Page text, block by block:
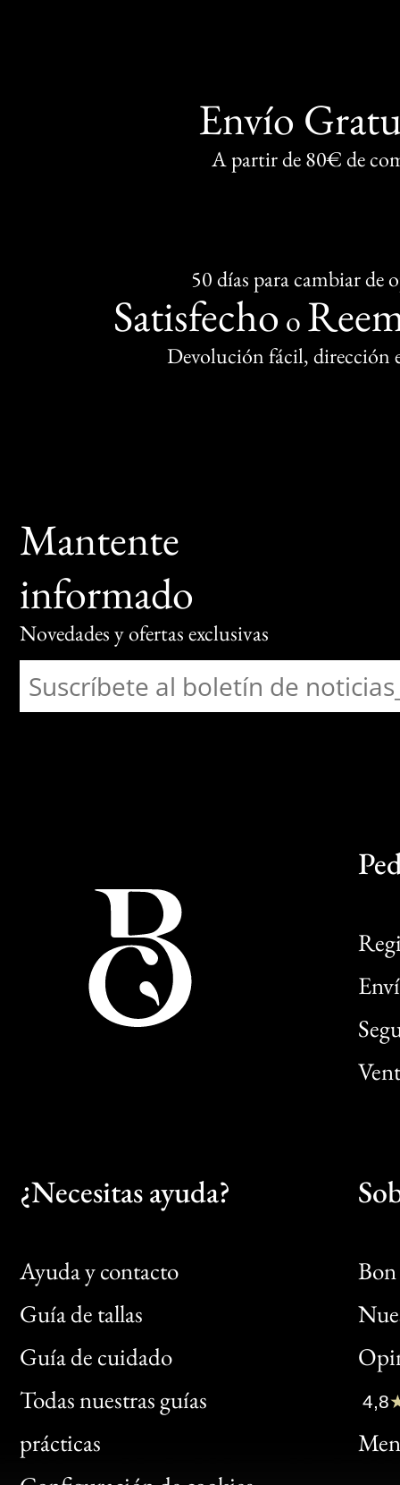
Envío
A partir de 80€ de
50 días para cambiar de
Satisfecho o
Devolución fácil, dirección
Mantente
informado
Novedades y ofertas exclusivas
¿Necesitas ayuda?
Ayuda y contacto
Guía de tallas
Guía de cuidado
Todas nuestras guías
prácticas
Bon
Clic
Bon
4,8